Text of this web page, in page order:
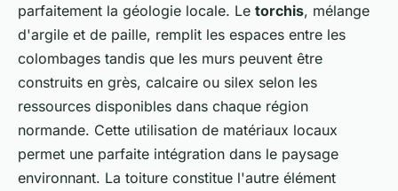
parfaitement la géologie locale. Le torchis, mélange
d'argile et de paille, remplit les espaces entre les
colombages tandis que les murs peuvent être
construits en grès, calcaire ou silex selon les
ressources disponibles dans chaque région
normande. Cette utilisation de matériaux locaux
permet une parfaite intégration dans le paysage
environnant. La toiture constitue l'autre élément